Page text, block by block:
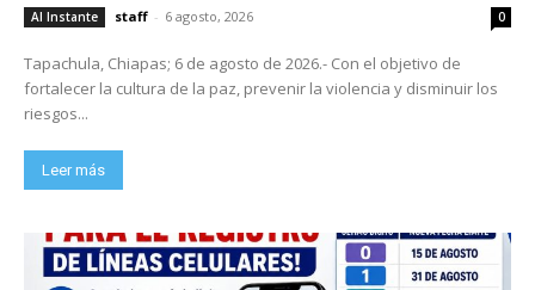
Al Instante staff - 6 agosto, 2026 0
Tapachula, Chiapas; 6 de agosto de 2026.- Con el objetivo de
fortalecer la cultura de la paz, prevenir la violencia y disminuir los
riesgos...
Leer más